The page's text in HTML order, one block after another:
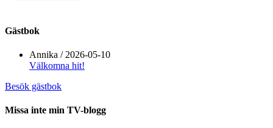
Gästbok
Annika / 2026-05-10
Välkomna hit!
Besök gästbok
Missa inte min TV-blogg